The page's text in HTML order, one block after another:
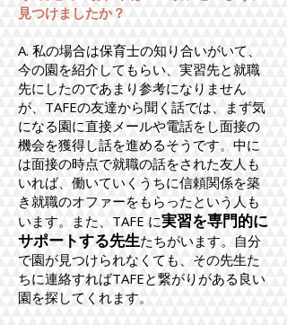
見つけましたか？
A. 私の場合は保育士の知り合いがいて、
今の園を紹介してもらい、実習先と就職
先にしたのであまり参考になりません
が、TAFEの友達から聞く話では、まず気
になる園に直接メールや電話をし面接の
機会を獲得し話を進めるそうです。中に
は面接の時点で就職の話をされた友人も
いれば、働いていくうちに信頼関係を築
き就職のオファーをもらったという人も
います。また、TAFE に実習を専門的に
サポートする先生たちがいます。自分
で園が見つけられなくても、その先生た
ちに連絡すればTAFEと繋がりがある良い
園を探してくれます。